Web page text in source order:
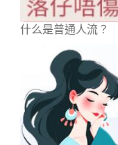
什么是普通人流？